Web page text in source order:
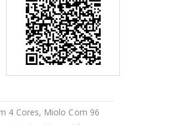
4 Cores, Miolo Com 96